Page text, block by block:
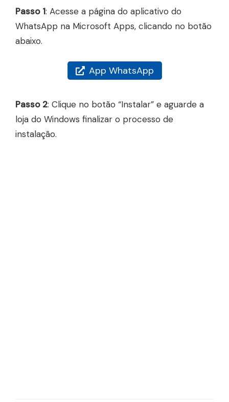
Passo 1: Acesse a página do aplicativo do
WhatsApp na Microsoft Apps, clicando no botão
abaixo.
App WhatsApp
Passo 2: Clique no botão “Instalar” e aguarde a
loja do Windows finalizar o processo de
instalação.